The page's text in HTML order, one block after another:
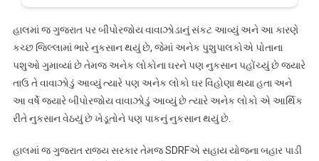
હાલમાં જ ગુજરાત પર બીપોરજોય વાવાઝોડાનું સંકટ આવ્યું અને આ કારણે
કચ્છ જિલ્લામાં ભારે નુકસાન થયું છે, જેમાં અનેક પુશુપાલકોએ પોતાના
પશુઓ ગુમાવ્યાં છે તેમજ અનેક લોકોના ઘરને પણ નુકસાન પહોંચ્યું છે જ્યારે
તાઉ તે વાવાઝોડું આવ્યું ત્યારે પણ અનેક લોકો ઘર વિહોણા થયા હતા અને
આ વર્ષે જ્યારે બીપોરજોય વાવાઝોડું આવ્યું છે ત્યારે અનેક લોકો એ આર્થિક
રીતે નુકસાન વેઠયું છે ખેડૂતોને પણ પાકનું નુકસાન થયું છે.
હાલમાં જ ગુજરાત રાજ્ય સરકાર તેમજ SDRFએ સહાય યોજના બહાર પાડી